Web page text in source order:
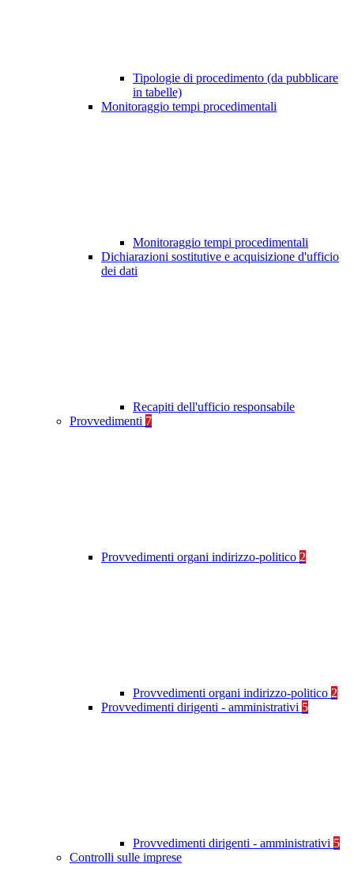
Tipologie di procedimento (da pubblicare
in tabelle)
Monitoraggio tempi procedimentali
Monitoraggio tempi procedimentali
Dichiarazioni sostitutive e acquisizione d'ufficio
dei dati
Recapiti dell'ufficio responsabile
Provvedimenti 7
Provvedimenti organi indirizzo-politico 2
Provvedimenti organi indirizzo-politico 2
Provvedimenti dirigenti - amministrativi 5
Provvedimenti dirigenti - amministrativi 5
Controlli sulle imprese